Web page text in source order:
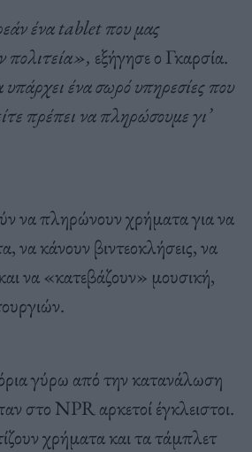
ένα tablet που μας
πολιτεία», εξήγησε ο Γκαρσία.
ένα σωρό υπηρεσίες που
πρέπει να πληρώσουμε γι’
να πληρώνουν χρήματα για να
να κάνουν βιντεοκλήσεις, να
να «κατεβάζουν» μουσική,
γύρω από την κατανάλωση
στο NPR αρκετοί έγκλειστοι.
χρήματα και τα τάμπλετ